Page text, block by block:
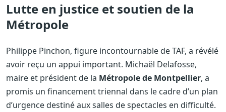
Lutte en justice et soutien de la
Métropole
Philippe Pinchon, figure incontournable de TAF, a révélé
avoir reçu un appui important. Michaël Delafosse,
maire et président de la Métropole de Montpellier, a
promis un financement triennal dans le cadre d’un plan
d’urgence destiné aux salles de spectacles en difficulté.